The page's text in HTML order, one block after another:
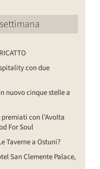
con due
nuovo cinque stelle a
con l’Avolta
For Soul
Taverne a Ostuni?
San Clemente Palace,